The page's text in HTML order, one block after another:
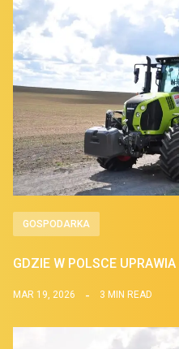
GOSPODARKA
GDZIE W POLSCE
MAR 19, 2026 3 MIN READ